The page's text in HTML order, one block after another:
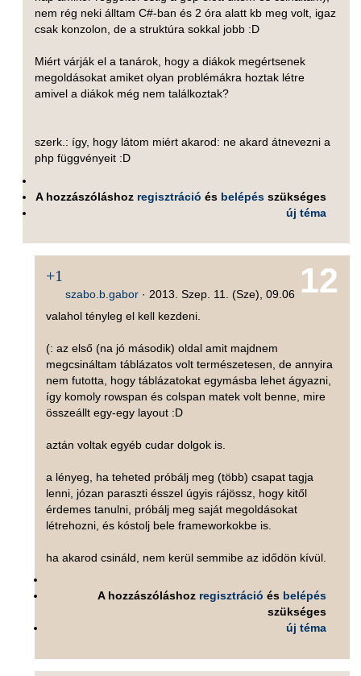
nem rég neki álltam C#-ban és 2 óra alatt kb meg volt, igaz
csak konzolon, de a struktúra sokkal jobb :D
Miért várják el a tanárok, hogy a diákok megértsenek
megoldásokat amiket olyan problémákra hoztak létre
amivel a diákok még nem találkoztak?
szerk.: így, hogy látom miért akarod: ne akard átnevezni a
php függvényeit :D
A hozzászóláshoz regisztráció és belépés szükséges
új téma
12
+1
szabo.b.gabor· 2013. Szep. 11. (Sze), 09.06
valahol tényleg el kell kezdeni.
(: az első (na jó második) oldal amit majdnem
megcsináltam táblázatos volt természetesen, de annyira
nem futotta, hogy táblázatokat egymásba lehet ágyazni,
így komoly rowspan és colspan matek volt benne, mire
összeállt egy-egy layout :D
aztán voltak egyéb cudar dolgok is.
a lényeg, ha teheted próbálj meg (több) csapat tagja
lenni, józan paraszti ésszel úgyis rájössz, hogy kitől
érdemes tanulni, próbálj meg saját megoldásokat
létrehozni, és kóstolj bele frameworkokbe is.
ha akarod csináld, nem kerül semmibe az idődön kívül.
A hozzászóláshoz regisztráció és belépés
szükséges
új téma